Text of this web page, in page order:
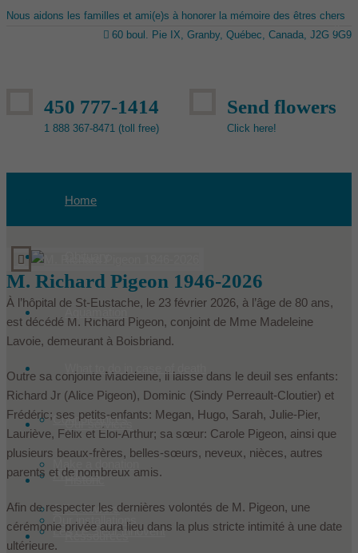
Nous aidons les familles et ami(e)s à honorer la mémoire des êtres chers
60 boul. Pie IX, Granby, Québec, Canada, J2G 9G9
450 777-1414
1 888 367-8471 (toll free)
Send flowers
Click here!
Home
Condoleances
Make a donation
Offer flowers
Our services
Products
Our installations
Historic
Les Le Sieur innovent
Ressources
M. Richard Pigeon 1946-2026
À l’hôpital de St-Eustache, le 23 février 2026, à l’âge de 80 ans,
est décédé M. Richard Pigeon, conjoint de Mme Madeleine
Lavoie, demeurant à Boisbriand.
Outre sa conjointe Madeleine, il laisse dans le deuil ses enfants:
Richard Jr (Alice Pigeon), Dominic (Sindy Perreault-Cloutier) et
Frédéric; ses petits-enfants: Megan, Hugo, Sarah, Julie-Pier,
Lauriève, Félix et Éloi-Arthur; sa sœur: Carole Pigeon, ainsi que
plusieurs beaux-frères, belles-sœurs, neveux, nièces, autres
parents et de nombreux amis.
Afin de respecter les dernières volontés de M. Pigeon, une
cérémonie privée aura lieu dans la plus stricte intimité à une date
ultérieure.